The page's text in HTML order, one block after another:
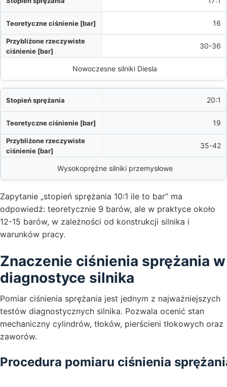
16
30-36
Nowoczesne silniki Diesla
20:1
19
35-42
Wysokoprężne silniki przemysłowe
Zapytanie „stopień sprężania 10:1 ile to bar” ma
odpowiedź: teoretycznie 9 barów, ale w praktyce około
12-15 barów, w zależności od konstrukcji silnika i
warunków pracy.
Znaczenie ciśnienia sprężania w
diagnostyce silnika
Pomiar ciśnienia sprężania jest jednym z najważniejszych
testów diagnostycznych silnika. Pozwala ocenić stan
mechaniczny cylindrów, tłoków, pierścieni tłokowych oraz
zaworów.
Procedura pomiaru ciśnienia